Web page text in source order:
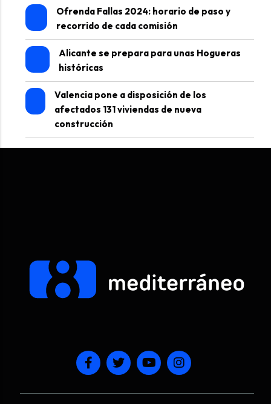
Ofrenda Fallas 2024: horario de paso y
recorrido de cada comisión
Alicante se prepara para unas Hogueras
históricas
Valencia pone a disposición de los
afectados 131 viviendas de nueva
construcción